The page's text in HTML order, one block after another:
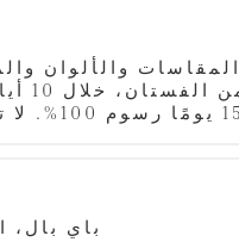
والألوان
باي